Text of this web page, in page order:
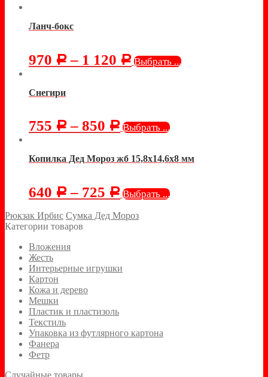
Ланч-бокс
970 Р – 1 120 Р Выбрать ...
Снегири
755 Р – 850 Р Выбрать ...
Копилка Дед Мороз жб 15,8х14,6х8 мм
640 Р – 725 Р Выбрать ...
Рюкзак Ирбис Сумка Дед Мороз
Категории товаров
Вложения
Жесть
Интерьерные игрушки
Картон
Кожа и дерево
Мешки
Пластик и пластизоль
Текстиль
Упаковка из футлярного картона
Фанера
Фетр
Случайные товары